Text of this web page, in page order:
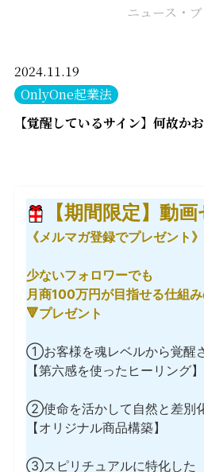
ニュース・
2024.11.19
OnlyOne起業法
【覚醒しているサイン】何故か
【期間限定】動
《メルマガ登録でプレゼント》
少ないフォロワーでも
月商100万円が目指せる仕組
🔻プレゼント
①お客様を魂レベルから覚醒
【第六感を使ったヒーリング】
②使命を活かして自然と差別
【オリジナル商品構築】
③スピリチュアルに特化した